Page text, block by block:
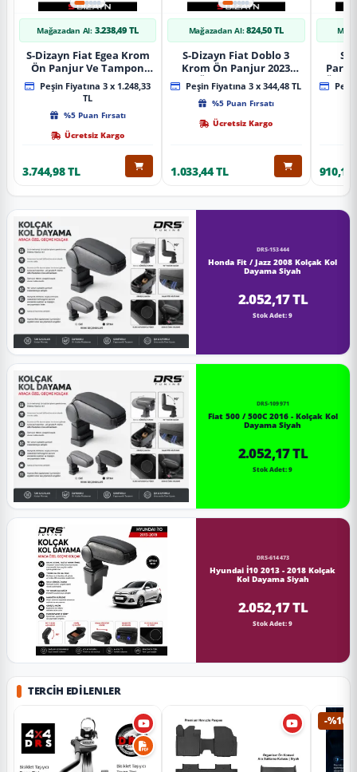
Mağazadan Al: 3.238,49 TL
S-Dizayn Fiat Egea Krom
Ön Panjur Ve Tampon
Çıta Seti Diamond Model
22 Prç. 2020 Üzeri (Parlak
Peşin Fiyatına 3 x 1.248,33
TL
%5 Puan Fırsatı
Ücretsiz Kargo
3.744,98 TL
Mağazadan Al: 824,50 TL
S-Dizayn Fiat Doblo 3
Krom Ön Panjur 2023
Üzeri A+ Kalite
Peşin Fiyatına 3 x 344,48 TL
%5 Puan Fırsatı
Ücretsiz Kargo
1.033,44 TL
S-
Ön
910,16
DRS-153444
Honda Fit / Jazz 2008 Kolçak Kol
Dayama Siyah
2.052,17 TL
Stok Adet: 9
DRS-109971
Fiat 500 / 500C 2016 - Kolçak Kol
Dayama Siyah
2.052,17 TL
Stok Adet: 9
DRS-614473
Hyundai İ10 2013 - 2018 Kolçak
Kol Dayama Siyah
2.052,17 TL
Stok Adet: 9
TERCIH EDILENLER
-%10